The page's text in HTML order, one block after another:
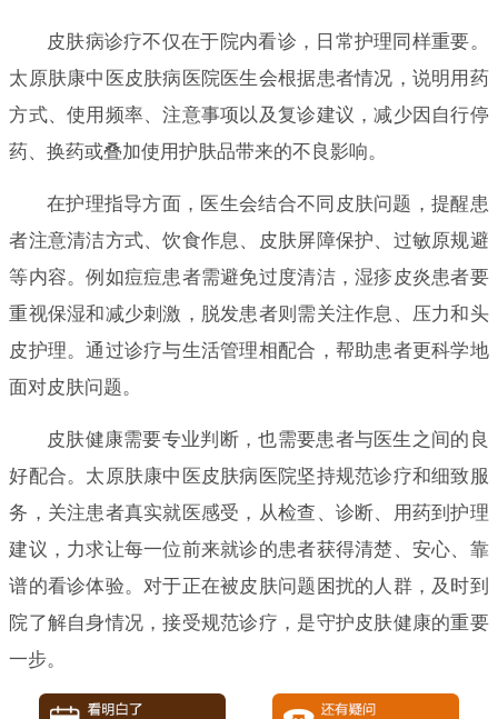
皮肤病诊疗不仅在于院内看诊，日常护理同样重要。
太原肤康中医皮肤病医院医生会根据患者情况，说明用药
方式、使用频率、注意事项以及复诊建议，减少因自行停
药、换药或叠加使用护肤品带来的不良影响。
在护理指导方面，医生会结合不同皮肤问题，提醒患
者注意清洁方式、饮食作息、皮肤屏障保护、过敏原规避
等内容。例如痘痘患者需避免过度清洁，湿疹皮炎患者要
重视保湿和减少刺激，脱发患者则需关注作息、压力和头
皮护理。通过诊疗与生活管理相配合，帮助患者更科学地
面对皮肤问题。
皮肤健康需要专业判断，也需要患者与医生之间的良
好配合。太原肤康中医皮肤病医院坚持规范诊疗和细致服
务，关注患者真实就医感受，从检查、诊断、用药到护理
建议，力求让每一位前来就诊的患者获得清楚、安心、靠
谱的看诊体验。对于正在被皮肤问题困扰的人群，及时到
院了解自身情况，接受规范诊疗，是守护皮肤健康的重要
一步。